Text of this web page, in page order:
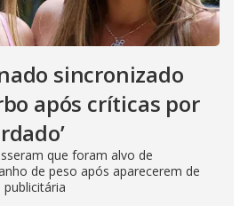
sincronizado
após críticas por
que foram alvo de
de peso após aparecerem de